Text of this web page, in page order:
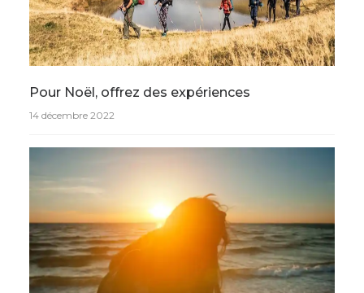
Pour Noël, offrez des expériences
14 décembre 2022